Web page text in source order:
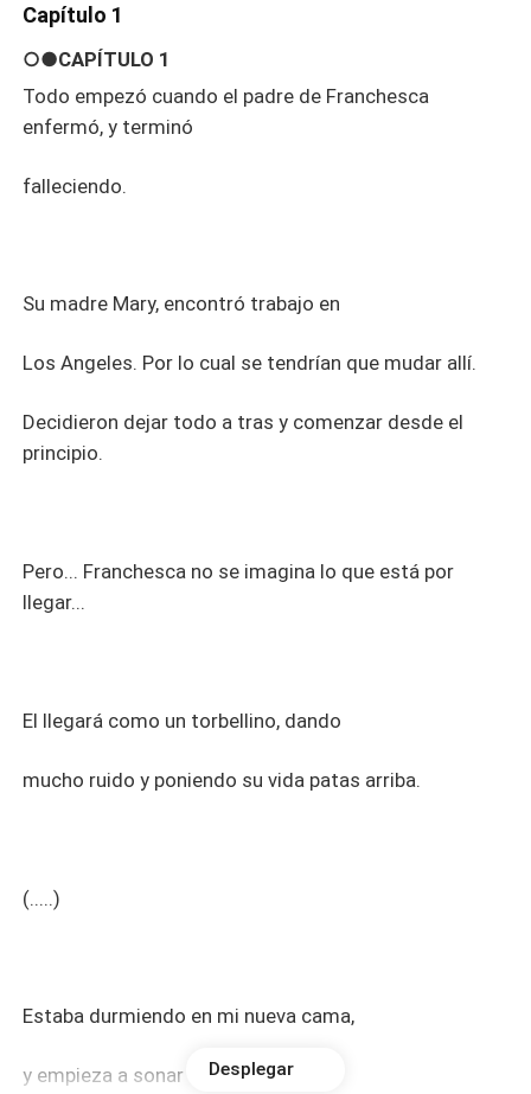
Capítulo 1
○●CAPÍTULO 1
Todo empezó cuando el padre de Franchesca
enfermó, y terminó
falleciendo.
Su madre Mary, encontró trabajo en
Los Angeles. Por lo cual se tendrían que mudar allí.
Decidieron dejar todo a tras y comenzar desde el
principio.
Pero... Franchesca no se imagina lo que está por
llegar...
El llegará como un torbellino, dando
mucho ruido y poniendo su vida patas arriba.
(.....)
Estaba durmiendo en mi nueva cama,
y empieza a sonar la alarma, yo
Desplegar